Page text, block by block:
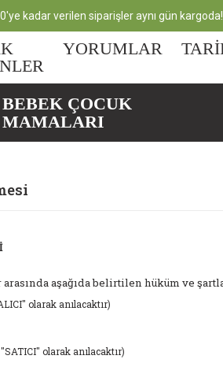
kadar verilen siparişler aynı gün kargoda!
YORUMLAR
BEBEK ÇOCUK
MAMALARI
aşağıda belirtilen hüküm ve
olarak anılacaktır)
olarak anılacaktır)